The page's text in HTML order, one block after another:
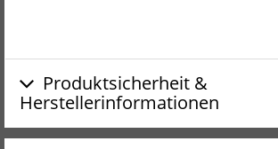
Produktsicherheit &
Herstellerinformationen